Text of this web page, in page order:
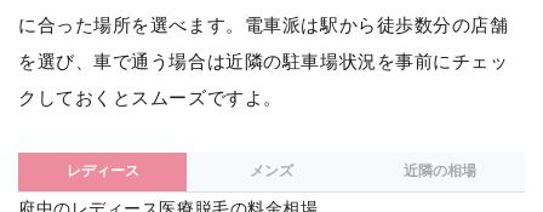
に合った場所を選べます。電車派は駅から徒歩数分の店舗
を選び、車で通う場合は近隣の駐車場状況を事前にチェッ
クしておくとスムーズですよ。
レディース メンズ 近隣の相場